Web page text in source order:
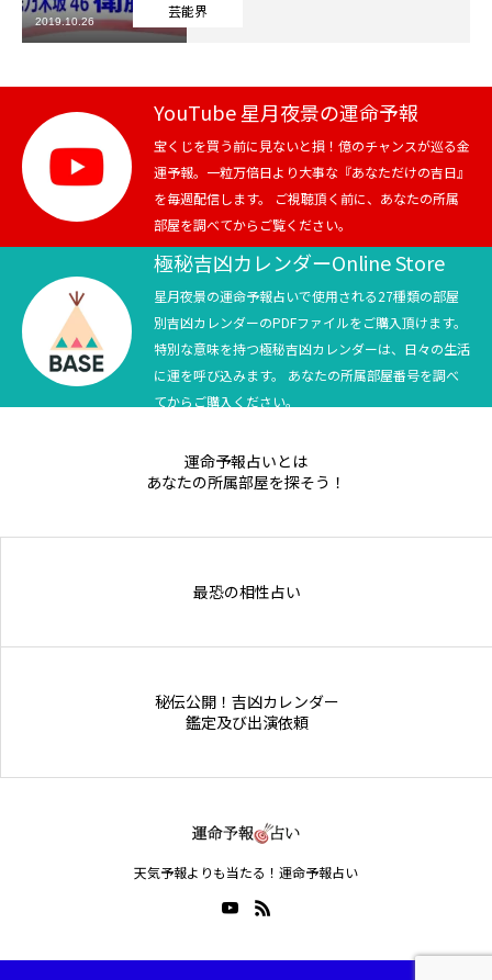
芸能界
テニス
スポーツ
競馬
テニス四大大会・五輪
テニス四大大会・五輪
芸能界
2019.10.26
YouTube 星月夜景の運命予報
宝くじを買う前に見ないと損！億のチャンスが巡る金
運予報。一粒万倍日より大事な『あなただけの吉日』
を毎週配信します。 ご視聴頂く前に、あなたの所属
部屋を調べてからご覧ください。
極秘吉凶カレンダーOnline Store
星月夜景の運命予報占いで使用される27種類の部屋
別吉凶カレンダーのPDFファイルをご購入頂けます。
特別な意味を持つ極秘吉凶カレンダーは、日々の生活
に運を呼び込みます。 あなたの所属部屋番号を調べ
てからご購入ください。
運命予報占いとは
あなたの所属部屋を探そう！
最恐の相性占い
秘伝公開！吉凶カレンダー
鑑定及び出演依頼
天気予報よりも当たる！運命予報占い